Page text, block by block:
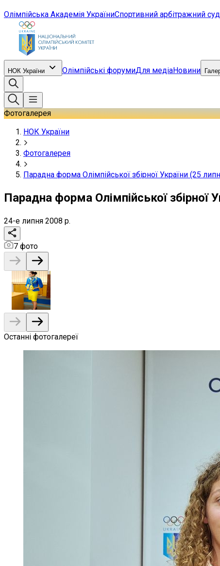
Олімпійська Академія УкраїниСпортивний арбітражний суд
НОК України Олімпійські форумиДля медіаНовини
Фотогалерея
НОК України
Фотогалерея
Парадна форма Олімпійської збірної України (25
Парадна форма Олімпійської збірної
24-е липня 2008 р.
7 фото
Останні фотогалереї